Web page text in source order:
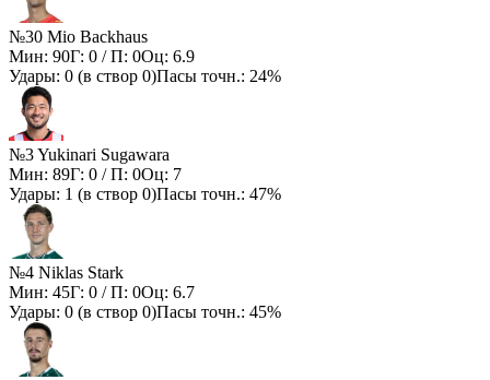
№30 Mio Backhaus
Мин: 90Г: 0 / П: 0Оц: 6.9
Удары: 0 (в створ 0)Пасы точн.: 24%
№3 Yukinari Sugawara
Мин: 89Г: 0 / П: 0Оц: 7
Удары: 1 (в створ 0)Пасы точн.: 47%
№4 Niklas Stark
Мин: 45Г: 0 / П: 0Оц: 6.7
Удары: 0 (в створ 0)Пасы точн.: 45%